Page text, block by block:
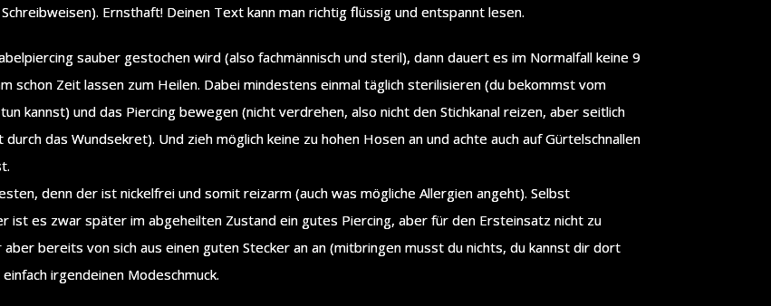
Ernsthaft! Deinen Text kann man richtig flüssig und entspannt lesen.
sauber gestochen wird (also fachmännisch und steril), dann dauert es im Normalfall keine 9
schon Zeit lassen zum Heilen. Dabei mindestens einmal täglich sterilisieren (du bekommst vom
kannst) und das Piercing bewegen (nicht verdrehen, also nicht den Stichkanal reizen, aber seitlich
das Wundsekret). Und zieh möglich keine zu hohen Hosen an und achte auch auf Gürtelschnallen
denn der ist nickelfrei und somit reizarm (auch was mögliche Allergien angeht). Selbst
ist es zwar später im abgeheilten Zustand ein gutes Piercing, aber für den Ersteinsatz nicht zu
bereits von sich aus einen guten Stecker an an (mitbringen musst du nichts, du kannst dir dort
irgendeinen Modeschmuck.